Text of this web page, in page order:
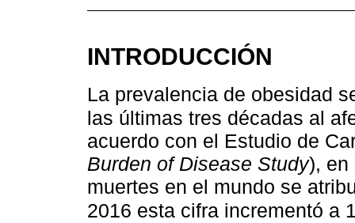
INTRODUCCIÓN
La prevalencia de obesidad
las últimas tres décadas al
acuerdo con el Estudio de
Burden of Disease Study), en
muertes en el mundo se
2016 esta cifra incrementó a